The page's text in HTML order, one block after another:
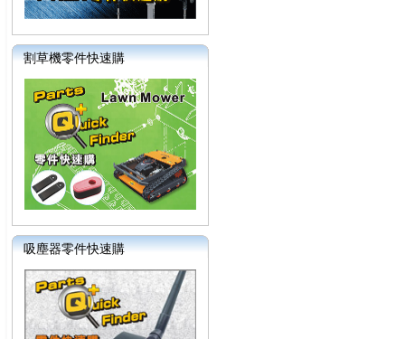
割草機零件快速購
吸塵器零件快速購